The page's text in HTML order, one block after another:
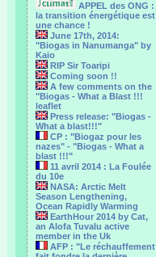
APPEL des ONG :
la transition énergétique est
une chance !
June 17th, 2014:
"Biogas in Nanumanga" by
Kaio
RIP Sir Toaripi
Coming soon !!
A few comments on the
"Biogas - What a Blast !!!
leaflet
Press release: "Biogas -
What a blast!!!"
CP : "Biogaz pour les
nazes" - "Biogas - What a
blast !!!"
11 avril 2014 : La Foulée
du 10e
NASA: Arctic Melt
Season Lengthening,
Ocean Rapidly Warming
EarthHour 2014 by Cat,
an Alofa Tuvalu active
member in the Uk
AFP : "Le réchauffement